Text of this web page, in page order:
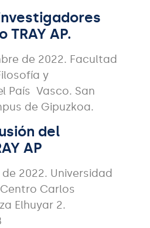
AP.
de 2022. Facultad
y
País Vasco. San
de Gipuzkoa.
del
AP
2022. Universidad
Carlos
Elhuyar 2.